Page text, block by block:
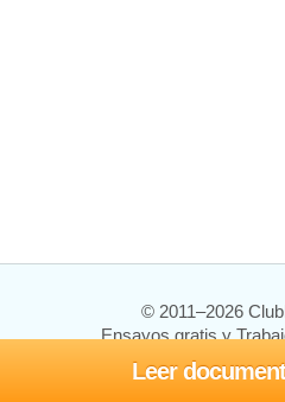
Leer
© 2011–2026
Ensayos gratis y